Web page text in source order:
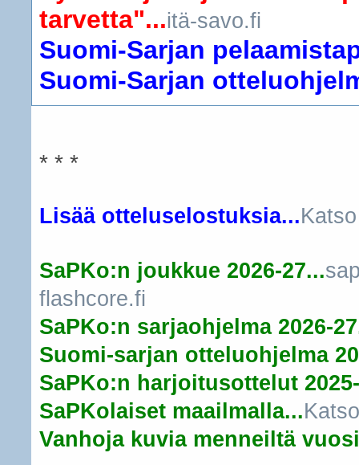
tarvetta"...itä-savo.fi
Suomi-Sarjan
Suomi-Sarjan
* * *
Lisää otteluselostuksia...
SaPKo:n joukkue 2026-27...
flashcore.fi
SaPKo:n sarjaohjelma 2026-
Suomi-sarjan otteluohjelma
SaPKo:n harjoitusottelut
SaPKolaiset maailmalla...
Vanhoja kuvia menneiltä